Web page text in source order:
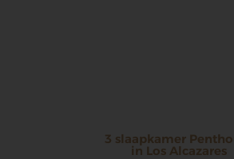
3 slaapkamer
in Los Alcazares